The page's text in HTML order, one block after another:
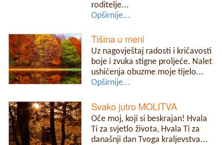
roditelje...
Opširnije...
Tišina u meni
Uz nagovještaj radosti i kričavosti
boje i zvuka stigne proljeće. Nalet
ushićenja obuzme moje tijelo...
Opširnije...
Svako jutro MOLITVA
Oče moj, koji si beskrajan! Hvala
Ti za svjetlo života, Hvala Ti za
današnji dan Tvoga kraljevstva...